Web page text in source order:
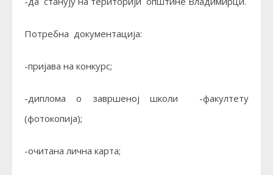
Потребна документација:
-пријава на конкурс;
-диплома о завршеној школи -факултету
(фотокопија);
-очитана лична карта;